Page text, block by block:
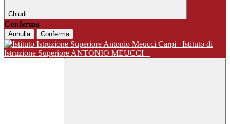
Chiudi
Conferma
Annulla Conferma
Istituto di
Istruzione Superiore ANTONIO MEUCCI